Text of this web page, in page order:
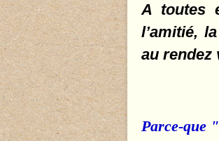
A toutes
l’amitié,
au rendez
Parce-que